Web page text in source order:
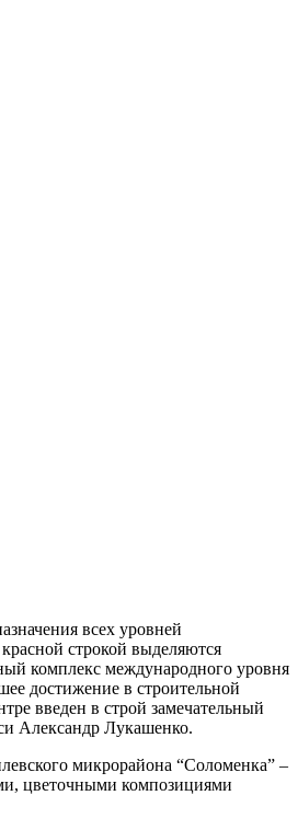
всех уровней
строкой выделяются
комплекс международного уровня
достижение в строительной
введен в строй замечательный
Александр Лукашенко.
микрорайона “Соломенка” –
цветочными композициями